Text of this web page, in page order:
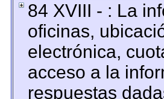
84 XVIII - : La
oficinas,
electrónica,
acceso a la
respuestas